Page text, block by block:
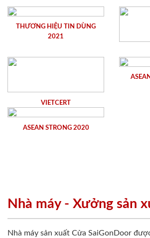
THƯƠNG HIỆU TIN DÙNG
2021
VIETCERT
ASEAN STRONG 2020
Nhà máy - Xưởng sản
Nhà máy sản xuất Cửa SaiGonDoor